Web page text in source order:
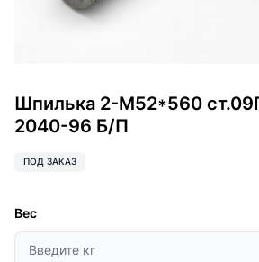
Шпилька 2-М52*560
2040-96 Б/П
ПОД ЗАКАЗ
Вес